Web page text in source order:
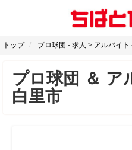
トップ プロ球団 - 求人 > アルバイト
プロ球団 ＆ ア
白里市